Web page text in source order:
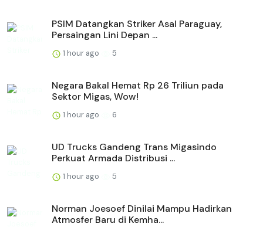
PSIM Datangkan Striker Asal Paraguay,
Persaingan Lini Depan ...
1 hour ago 5
Negara Bakal Hemat Rp 26 Triliun pada
Sektor Migas, Wow!
1 hour ago 6
UD Trucks Gandeng Trans Migasindo
Perkuat Armada Distribusi ...
1 hour ago 5
Norman Joesoef Dinilai Mampu Hadirkan
Atmosfer Baru di Kemha...